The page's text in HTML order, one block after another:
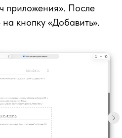
приложения». После
кнопку «Добавить».